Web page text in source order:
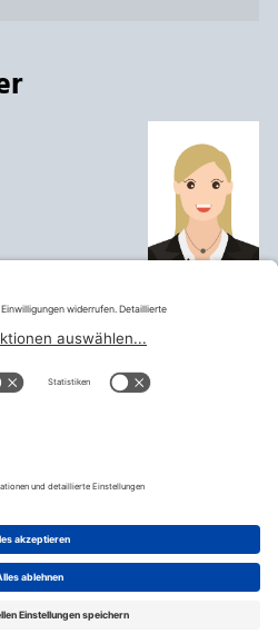
Gewerkschafter:innen |
|